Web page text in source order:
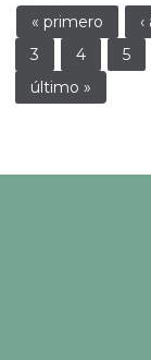
Páginas
« primero
3
4 5
último »